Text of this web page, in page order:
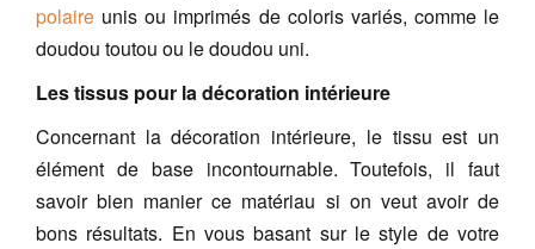
polaire unis ou imprimés de coloris variés, comme le
doudou toutou ou le doudou uni.
Les tissus pour la décoration intérieure
Concernant la décoration intérieure, le tissu est un
élément de base incontournable. Toutefois, il faut
savoir bien manier ce matériau si on veut avoir de
bons résultats. En vous basant sur le style de votre